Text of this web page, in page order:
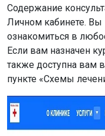
Содержание
Личном кабинете. Вы
ознакомиться в
Если вам назначен
также доступна вам
пункте «Схемы